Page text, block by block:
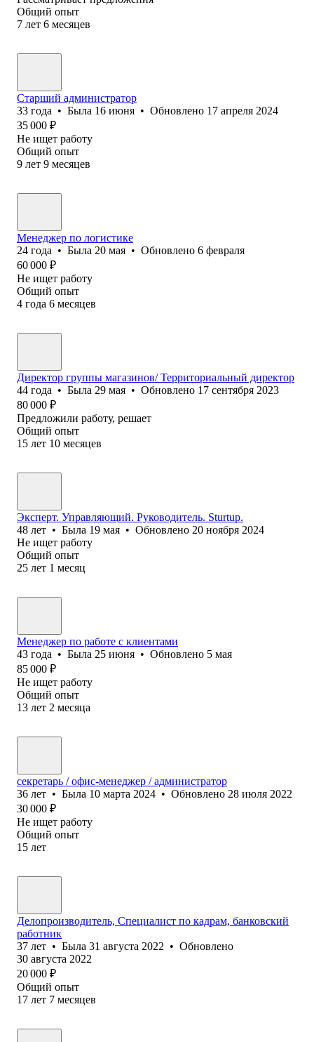
Общий опыт
7 лет 6 месяцев
Старший администратор
33 года • Была 16 июня • Обновлено 17 апреля 2024
35 000 ₽
Не ищет работу
Общий опыт
9 лет 9 месяцев
Менеджер по логистике
24 года • Была 20 мая • Обновлено 6 февраля
60 000 ₽
Не ищет работу
Общий опыт
4 года 6 месяцев
Директор группы магазинов/ Территориальный директор
44 года • Была 29 мая • Обновлено 17 сентября 2023
80 000 ₽
Предложили работу, решает
Общий опыт
15 лет 10 месяцев
Эксперт. Управляющий. Руководитель. Sturtup.
48 лет • Была 19 мая • Обновлено 20 ноября 2024
Не ищет работу
Общий опыт
25 лет 1 месяц
Менеджер по работе с клиентами
43 года • Была 25 июня • Обновлено 5 мая
85 000 ₽
Не ищет работу
Общий опыт
13 лет 2 месяца
секретарь / офис-менеджер / администратор
36 лет • Была 10 марта 2024 • Обновлено 28 июля 2022
30 000 ₽
Не ищет работу
Общий опыт
15 лет
Делопроизводитель, Специалист по кадрам, банковский
работник
37 лет • Была 31 августа 2022 • Обновлено
30 августа 2022
20 000 ₽
Общий опыт
17 лет 7 месяцев